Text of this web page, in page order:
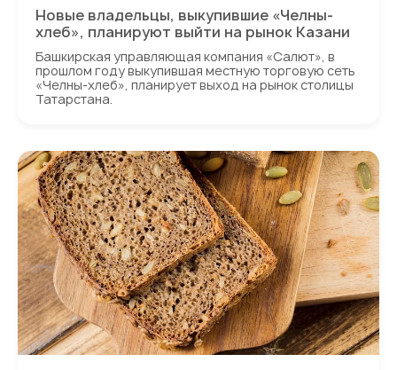
Новые владельцы, выкупившие «Челны-
хлеб», планируют выйти на рынок Казани
Башкирская управляющая компания «Салют», в
прошлом году выкупившая местную торговую сеть
«Челны-хлеб», планирует выход на рынок столицы
Татарстана.